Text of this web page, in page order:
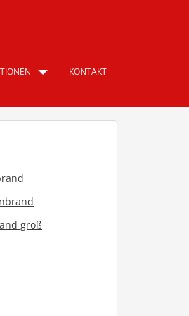
KONTAKT
groß